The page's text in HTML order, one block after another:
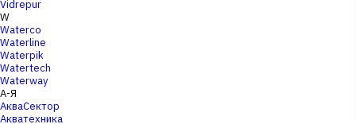
Vidrepur
W
Waterco
Waterline
Waterpik
Watertech
Waterway
А-Я
АкваСектор
Акватехника